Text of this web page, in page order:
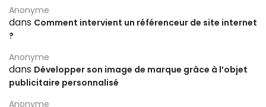
Anonyme
dans Comment intervient un référenceur de site internet
?
Anonyme
dans Développer son image de marque grâce à l’objet
publicitaire personnalisé
Anonyme